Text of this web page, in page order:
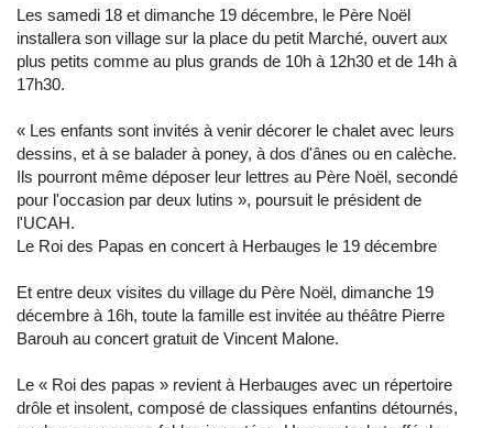
Les samedi 18 et dimanche 19 décembre, le Père Noël
installera son village sur la place du petit Marché, ouvert aux
plus petits comme au plus grands de 10h à 12h30 et de 14h à
17h30.
« Les enfants sont invités à venir décorer le chalet avec leurs
dessins, et à se balader à poney, à dos d'ânes ou en calèche.
Ils pourront même déposer leur lettres au Père Noël, secondé
pour l'occasion par deux lutins », poursuit le président de
l'UCAH.
Le Roi des Papas en concert à Herbauges le 19 décembre
Et entre deux visites du village du Père Noël, dimanche 19
décembre à 16h, toute la famille est invitée au théâtre Pierre
Barouh au concert gratuit de Vincent Malone.
Le « Roi des papas » revient à Herbauges avec un répertoire
drôle et insolent, composé de classiques enfantins détournés,